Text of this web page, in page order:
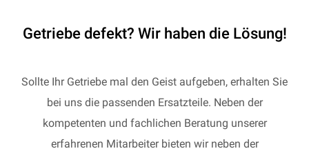
Getriebe defekt? Wir haben die Lösung!
Sollte Ihr Getriebe mal den Geist aufgeben, erhalten Sie
bei uns die passenden Ersatzteile. Neben der
kompetenten und fachlichen Beratung unserer
erfahrenen Mitarbeiter bieten wir neben der